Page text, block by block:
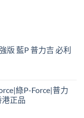
版 藍P 普力吉 必利
綠P-Force|普力
正品